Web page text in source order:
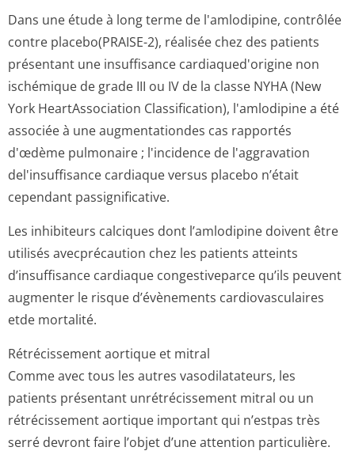
Dans une étude à long terme de l'amlodipine, contrôlée
contre placebo(PRAISE-2), réalisée chez des patients
présentant une insuffisance cardiaqued'origine non
ischémique de grade III ou IV de la classe NYHA (New
York HeartAssociation Classification), l'amlodipine a été
associée à une augmentationdes cas rapportés
d'œdème pulmonaire ; l'incidence de l'aggravation
del'insuffisance cardiaque versus placebo n’était
cependant passignificative.
Les inhibiteurs calciques dont l’amlodipine doivent être
utilisés avecprécaution chez les patients atteints
d’insuffisance cardiaque congestiveparce qu’ils peuvent
augmenter le risque d’évènements cardiovasculaires
etde mortalité.
Rétrécissement aortique et mitral
Comme avec tous les autres vasodilatateurs, les
patients présentant unrétrécissement mitral ou un
rétrécissement aortique important qui n’estpas très
serré devront faire l’objet d’une attention particulière.